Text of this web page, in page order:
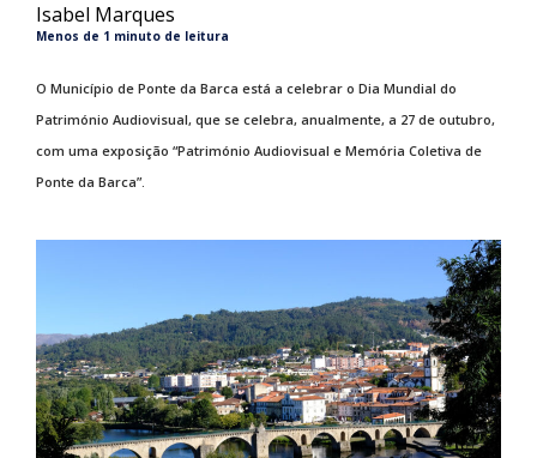
Isabel Marques
Menos de 1 minuto de leitura
O Município de Ponte da Barca está a celebrar o Dia Mundial do
Património Audiovisual, que se celebra, anualmente, a 27 de outubro,
com uma exposição “Património Audiovisual e Memória Coletiva de
Ponte da Barca”.